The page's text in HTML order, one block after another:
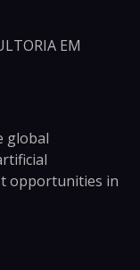
EM
global
opportunities in